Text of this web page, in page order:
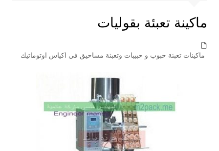
ماكينة تعبئة بقوليات
ماكينات تعبئة حبوب و حبيبات وتعبئة مساحيق في اكياس اوتوماتيك